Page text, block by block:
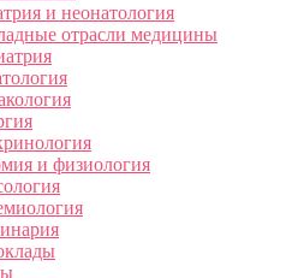
и неонатология
отрасли медицины
и физиология